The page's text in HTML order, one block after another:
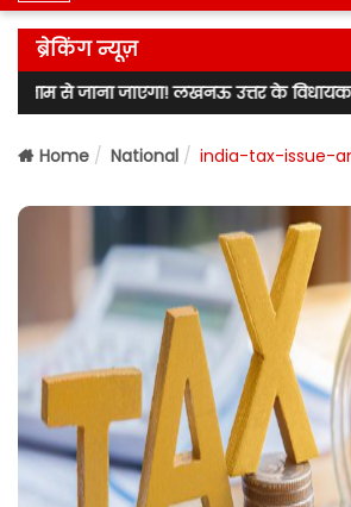
ब्रेकिंग न्यूज़
उत्तर के विधायक नीरज बोरा ने
Home National india-tax-issue-